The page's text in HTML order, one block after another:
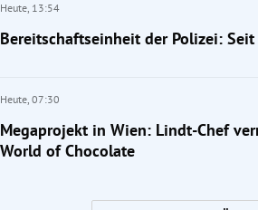
Heute, 13:54
Bereitschaftseinheit der Polizei:
Heute, 07:30
Megaprojekt in Wien: Lindt-Chef
World of Chocolate